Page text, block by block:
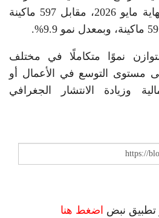
الآلي إلى 656 ماكينة بنهاية مايو 2026، مقابل 597 ماكينة
نموًا متكاملًا في مختلف
مستوى التوسع في الأعمال أو
وزيادة الانتشار الجغرافي
تطبيق نبض اضغط هنا